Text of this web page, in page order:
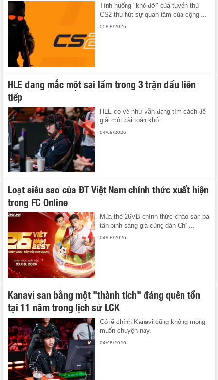
Tình huống "khó đỡ" của tuyển thủ
CS2 thu hút sự quan tâm của cộng ...
05/08/2026
HLE đang mắc một sai lầm trong 3 trận đấu liên
tiếp
HLE có vẻ như vẫn đang tìm cách để
giải một bài toán khó.
04/08/2026
Loạt siêu sao của ĐT Việt Nam chính thức xuất hiện
trong FC Online
Mùa thẻ 26VB chính thức chào sân ba
tân binh sáng giá cùng dàn Chỉ ...
04/08/2026
Kanavi san bằng một "thành tích" đáng quên tồn
tại 11 năm trong lịch sử LCK
Có lẽ chính Kanavi cũng không mong
muốn chuyện này.
04/08/2026